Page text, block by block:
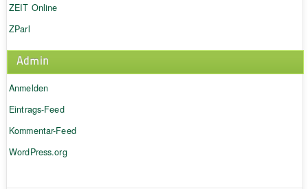
ZEIT Online
ZParl
Admin
Anmelden
Eintrags-Feed
Kommentar-Feed
WordPress.org